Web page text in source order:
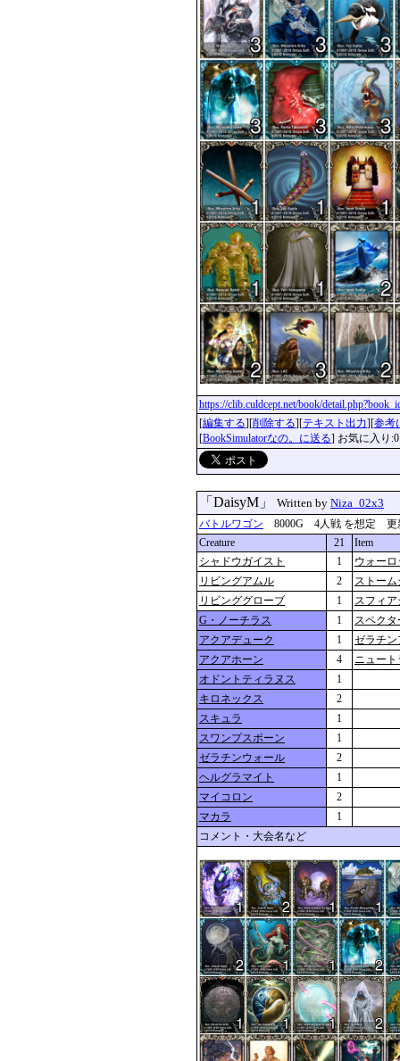
https://clib.culdcept.net/book/
[編集する][削除する][テキスト出力][参考
[BookSimulatorなの。に送る] お気に入り:0
「DaisyM」 Written by Niza_02x3
バトルワゴン 8000G 4人戦 を想定 更新
Creature
21
Item
シャドウガイスト
1
ウォー
リビングアムル
2
ストー
リビンググローブ
1
スフィ
G・ノーチラス
1
スペク
アクアデューク
1
ゼラチン
アクアホーン
4
ニュー
オドントティラヌス
1
キロネックス
2
スキュラ
1
スワンプスポーン
1
ゼラチンウォール
2
ヘルグラマイト
1
マイコロン
2
マカラ
1
コメント・大会名など